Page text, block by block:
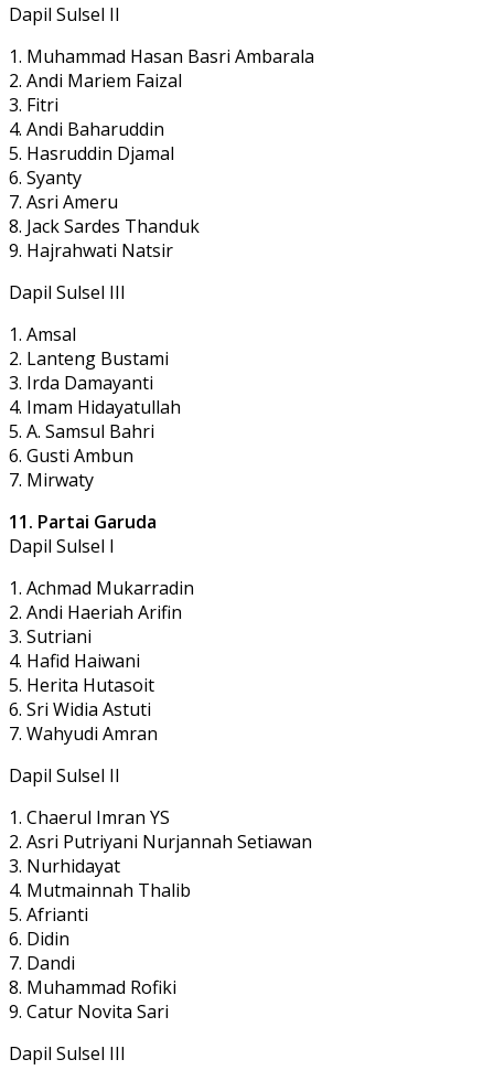
Dapil Sulsel II
1. Muhammad Hasan Basri Ambarala
2. Andi Mariem Faizal
3. Fitri
4. Andi Baharuddin
5. Hasruddin Djamal
6. Syanty
7. Asri Ameru
8. Jack Sardes Thanduk
9. Hajrahwati Natsir
Dapil Sulsel III
1. Amsal
2. Lanteng Bustami
3. Irda Damayanti
4. Imam Hidayatullah
5. A. Samsul Bahri
6. Gusti Ambun
7. Mirwaty
11. Partai Garuda
Dapil Sulsel I
1. Achmad Mukarradin
2. Andi Haeriah Arifin
3. Sutriani
4. Hafid Haiwani
5. Herita Hutasoit
6. Sri Widia Astuti
7. Wahyudi Amran
Dapil Sulsel II
1. Chaerul Imran YS
2. Asri Putriyani Nurjannah Setiawan
3. Nurhidayat
4. Mutmainnah Thalib
5. Afrianti
6. Didin
7. Dandi
8. Muhammad Rofiki
9. Catur Novita Sari
Dapil Sulsel III